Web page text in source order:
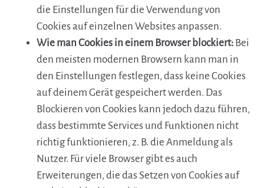
die Einstellungen für die Verwendung von
Cookies auf einzelnen Websites anpassen.
Wie man Cookies in einem Browser blockiert: Bei
den meisten modernen Browsern kann man in
den Einstellungen festlegen, dass keine Cookies
auf deinem Gerät gespeichert werden. Das
Blockieren von Cookies kann jedoch dazu führen,
dass bestimmte Services und Funktionen nicht
richtig funktionieren, z. B. die Anmeldung als
Nutzer. Für viele Browser gibt es auch
Erweiterungen, die das Setzen von Cookies auf